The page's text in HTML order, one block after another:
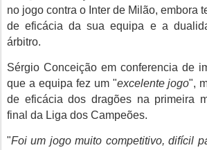
no jogo contra o Inter de Milão, embora
de eficácia da sua equipa e a
árbitro.
Sérgio Conceição em conferencia de
que a equipa fez um "excelente jogo",
de eficácia dos dragões na primeira
final da Liga dos Campeões.
"Foi um jogo muito competitivo, difícil